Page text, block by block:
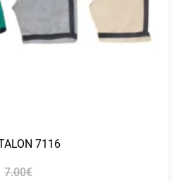
7116
7.00€